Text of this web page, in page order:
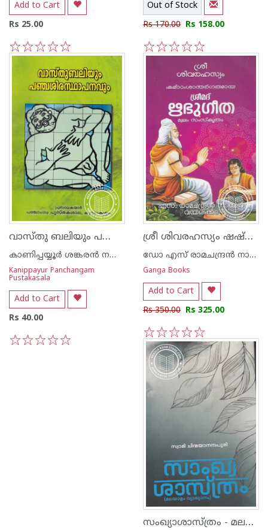
Add to Cart
Rs 25.00
5
4
3
2
1
Out of Stock
Rs 170.00 Rs 158.00
5
4
3
2
1
വാസ്തു ബലിയും പഞ്ചശിരസ്ഥാപനവും
കാണിപ്പയ്യൂര്‍ ശങ്കരന്‍ നമ്പൂതിരിപ്പാട്
Kanippayur Panchangam
Pustakasala
Add to Cart
Rs 40.00
ശ്രീ ശിവരഹസ്യം ഷഷ്ഠാംശാന്തര്‍ഗതമായ ശ്രീമദ് ഋഭുഗീത - മൂലം സംസ്കൃതം
ഡോ എസ് രാമചന്ദ്രന്‍ നായര്‍
Ganga Books
Add to Cart
Rs 350.00 Rs 325.00
5
4
3
2
1
സംഖ്യാശാസ്ത്രം - മലയാള വ്യാഖ്യാനം